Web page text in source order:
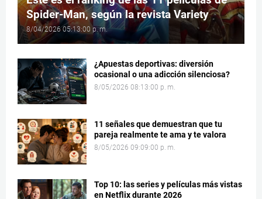
Spider-Man, según la revista Variety
8/04/2026 05:13:00 p. m.
¿Apuestas deportivas: diversión
ocasional o una adicción silenciosa?
8/05/2026 08:13:00 p. m.
11 señales que demuestran que tu
pareja realmente te ama y te valora
8/05/2026 09:09:00 p. m.
Top 10: las series y películas más vistas
en Netflix durante 2026